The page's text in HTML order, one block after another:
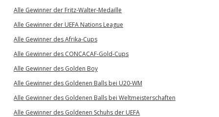
Alle Gewinner der Fritz-Walter-Medaille
Alle Gewinner der UEFA Nations League
Alle Gewinner des Afrika-Cups
Alle Gewinner des CONCACAF-Gold-Cups
Alle Gewinner des Golden Boy
Alle Gewinner des Goldenen Balls bei U20-WM
Alle Gewinner des Goldenen Balls bei Weltmeisterschaften
Alle Gewinner des Goldenen Schuhs der UEFA